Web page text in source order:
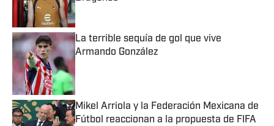
Published by on Invalid Date
La terrible sequía de gol que vive
Armando González
Published by on Invalid Date
Mikel Arriola y la Federación Mexicana de
Fútbol reaccionan a la propuesta de FIFA